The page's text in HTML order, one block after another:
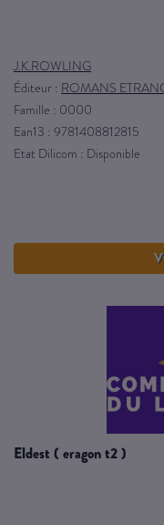
J.K.ROWLING
Éditeur : ROMANS
Famille : 0000
Ean13 : 9781408812815
Etat Dilicom : Disponible
eldest ( eragon t2 )